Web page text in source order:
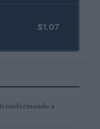
$1.07
a